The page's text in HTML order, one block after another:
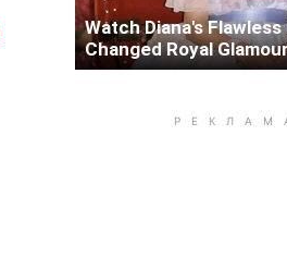
Watch Diana's
Changed Royal